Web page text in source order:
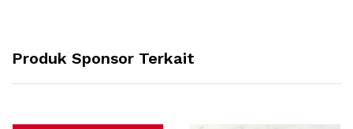
Produk Sponsor Terkait